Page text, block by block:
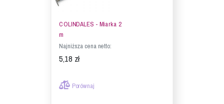
COLINDALES - Miarka 2
m
Najniższa cena netto:
5,18 zł
Porównaj